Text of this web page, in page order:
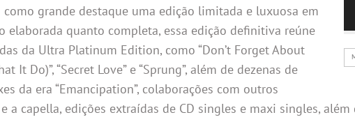
grande destaque uma edição limitada e luxuosa em
elaborada quanto completa, essa edição definitiva reúne
da Ultra Platinum Edition, como “Don’t Forget About
It Do)”, “Secret Love” e “Sprung”, além de dezenas de
da era “Emancipation”, colaborações com outros
a capella, edições extraídas de CD singles e maxi singles,